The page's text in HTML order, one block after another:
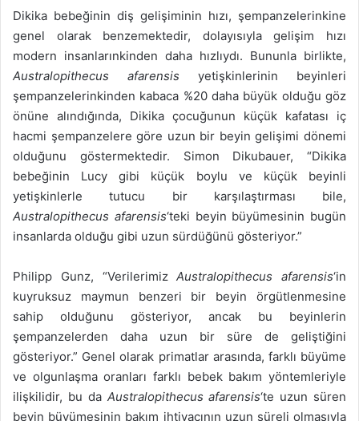
Dikika bebeğinin diş gelişiminin hızı, şempanzelerinkine
genel olarak benzemektedir, dolayısıyla gelişim hızı
modern insanlarınkinden daha hızlıydı. Bununla birlikte,
Australopithecus afarensis yetişkinlerinin beyinleri
şempanzelerinkinden kabaca %20 daha büyük olduğu göz
önüne alındığında, Dikika çocuğunun küçük kafatası iç
hacmi şempanzelere göre uzun bir beyin gelişimi dönemi
olduğunu göstermektedir. Simon Dikubauer, “Dikika
bebeğinin Lucy gibi küçük boylu ve küçük beyinli
yetişkinlerle tutucu bir karşılaştırması bile,
Australopithecus afarensis‘teki beyin büyümesinin bugün
insanlarda olduğu gibi uzun sürdüğünü gösteriyor.”
Philipp Gunz, “VerilerimizAustralopithecus afarensis‘in
kuyruksuz maymun benzeri bir beyin örgütlenmesine
sahip olduğunu gösteriyor, ancak bu beyinlerin
şempanzelerden daha uzun bir süre de geliştiğini
gösteriyor.” Genel olarak primatlar arasında, farklı büyüme
ve olgunlaşma oranları farklı bebek bakım yöntemleriyle
ilişkilidir, bu da Australopithecus afarensis‘te uzun süren
beyin büyümesinin bakım ihtiyacının uzun süreli olmasıyla